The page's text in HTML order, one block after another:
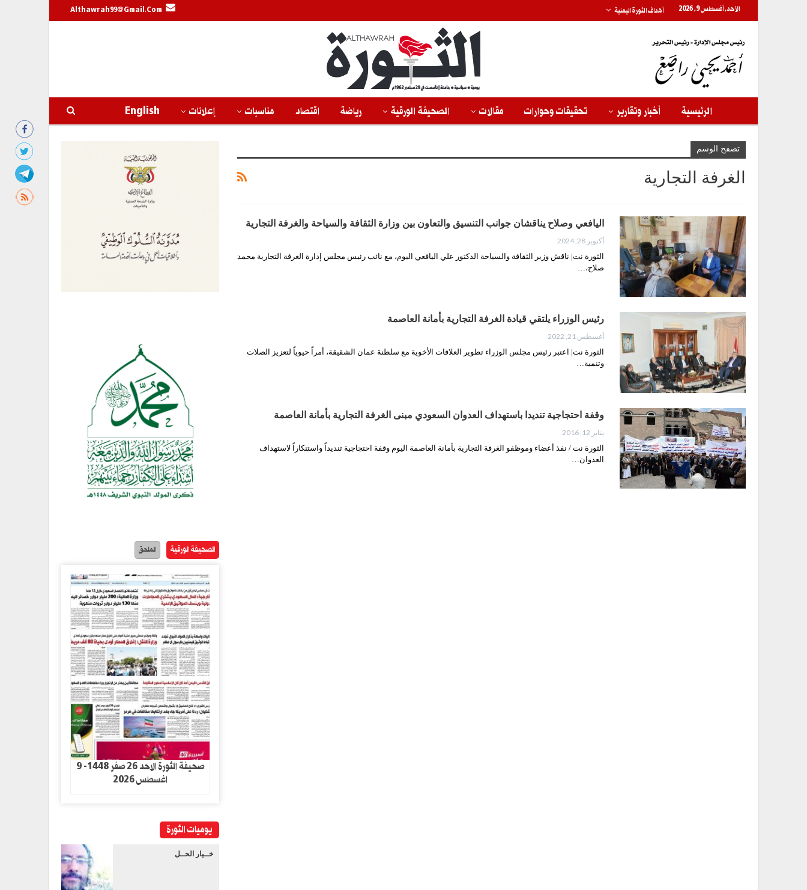
الأحد, أغسطس 9, 2026 أهداف الثورة اليمنية Althawrah99@gmail.com
الرئيسية أخبار وتقارير تحقيقات وحوارات مقالات الصحيفة الورقية رياضة اقتصاد مناسبات إعلانات English
تصفح الوسم
الغرفة التجارية
اليافعي وصلاح يناقشان جوانب التنسيق والتعاون بين وزارة الثقافة والسياحة والغرفة التجارية
أكتوبر 28, 2024
الثورة نت| ناقش وزير الثقافة والسياحة الدكتور علي اليافعي اليوم، مع نائب رئيس مجلس إدارة الغرفة التجارية محمد
صلاح،…
رئيس الوزراء يلتقي قيادة الغرفة التجارية بأمانة العاصمة
أغسطس 21, 2022
الثورة نت| اعتبر رئيس مجلس الوزراء تطوير العلاقات الأخوية مع سلطنة عمان الشقيقة، أمراً حيوياً لتعزيز الصلات
وتنمية…
وقفة احتجاجية تنديدا باستهداف العدوان السعودي مبنى الغرفة التجارية بأمانة العاصمة
يناير 12, 2016
الثورة نت / نفذ أعضاء وموظفو الغرفة التجارية بأمانة العاصمة اليوم وقفة احتجاجية تنديداً واستنكاراً لاستهداف
العدوان…
الصحيفة الورقية الملحق
صحيفة الثورة الاحد 26 صفر 1448- 9
اغسطس 2026
يوميات الثورة
خــيار الحــل